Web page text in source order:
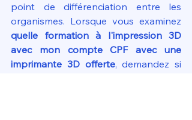
point de différenciation entre les
quelle formation à l'impression 3D
avec mon compte CPF avec une
imprimante 3D offerte, demandez si